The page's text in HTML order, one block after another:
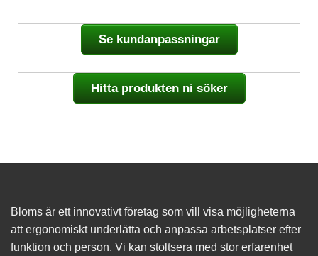
Se kundanpassningar
Hitta produkten ni söker
Bloms är ett innovativt företag som vill visa möjligheterna
att ergonomiskt underlätta och anpassa arbetsplatser efter
funktion och person. Vi kan stoltsera med stor erfarenhet
kommer viss
hemsidan.
personligt
innehåll och
erbjudanden.